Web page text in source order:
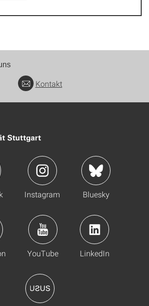
Kontakt
Instagram Bluesky
YouTube LinkedIn